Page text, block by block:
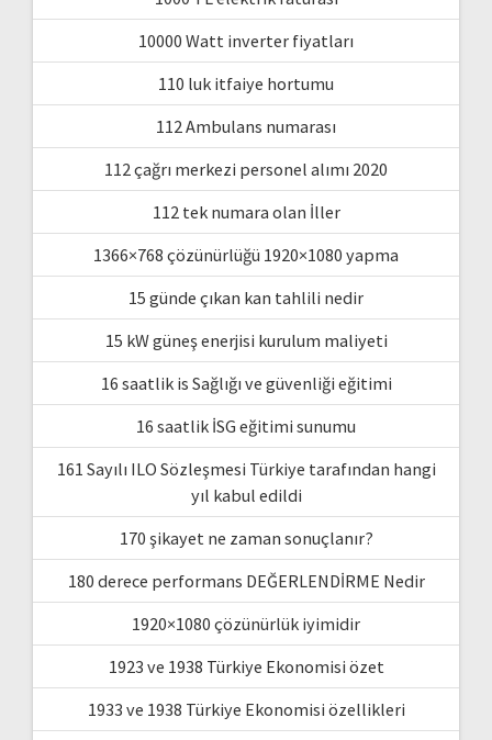
10000 Watt inverter fiyatları
110 luk itfaiye hortumu
112 Ambulans numarası
112 çağrı merkezi personel alımı 2020
112 tek numara olan İller
1366×768 çözünürlüğü 1920×1080 yapma
15 günde çıkan kan tahlili nedir
15 kW güneş enerjisi kurulum maliyeti
16 saatlik is Sağlığı ve güvenliği eğitimi
16 saatlik İSG eğitimi sunumu
161 Sayılı ILO Sözleşmesi Türkiye tarafından hangi
yıl kabul edildi
170 şikayet ne zaman sonuçlanır?
180 derece performans DEĞERLENDİRME Nedir
1920×1080 çözünürlük iyimidir
1923 ve 1938 Türkiye Ekonomisi özet
1933 ve 1938 Türkiye Ekonomisi özellikleri